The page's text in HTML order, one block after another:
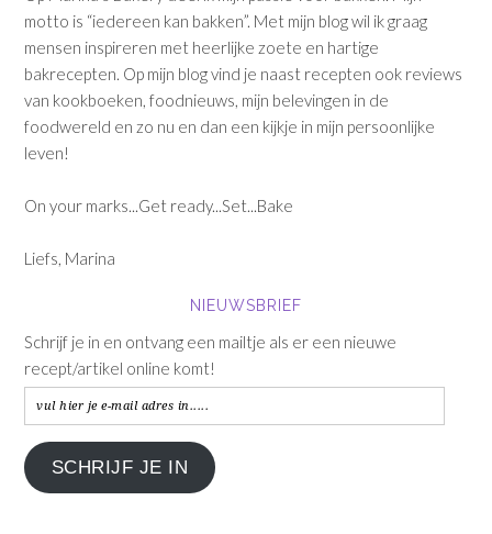
motto is “iedereen kan bakken”. Met mijn blog wil ik graag
mensen inspireren met heerlijke zoete en hartige
bakrecepten. Op mijn blog vind je naast recepten ook reviews
van kookboeken, foodnieuws, mijn belevingen in de
foodwereld en zo nu en dan een kijkje in mijn persoonlijke
leven!
On your marks...Get ready...Set...Bake
Liefs, Marina
NIEUWSBRIEF
Schrijf je in en ontvang een mailtje als er een nieuwe
recept/artikel online komt!
vul
hier
je
e-
SCHRIJF JE IN